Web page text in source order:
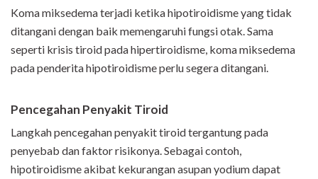
Koma miksedema terjadi ketika hipotiroidisme yang tidak
ditangani dengan baik memengaruhi fungsi otak. Sama
seperti krisis tiroid pada hipertiroidisme, koma miksedema
pada penderita hipotiroidisme perlu segera ditangani.
Pencegahan Penyakit Tiroid
Langkah pencegahan penyakit tiroid tergantung pada
penyebab dan faktor risikonya. Sebagai contoh,
hipotiroidisme akibat kekurangan asupan yodium dapat